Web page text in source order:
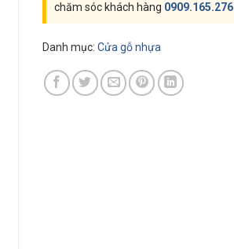
chăm sóc khách hàng 0909.165.276
Danh mục:Cửa gỗ nhựa